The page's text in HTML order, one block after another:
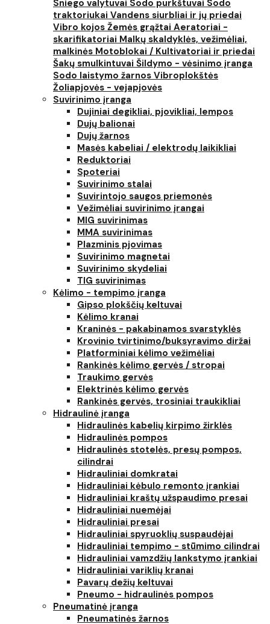
Sniego valytuvai Sodo purkštuvai Sodo
traktoriukai Vandens siurbliai ir jų priedai
Vibro kojos Žemės grąžtai Aeratoriai -
skarifikatoriai Malkų skaldyklės, vežimėliai,
malkinės Motoblokai / Kultivatoriai ir priedai
Šakų smulkintuvai Šildymo - vėsinimo įranga
Sodo laistymo žarnos Vibroplokštės
Žoliapjovės - vejapjovės
Suvirinimo įranga
Dujiniai degikliai, pjovikliai, lempos
Dujų balionai
Dujų žarnos
Masės kabeliai / elektrodų laikikliai
Reduktoriai
Spoteriai
Suvirinimo stalai
Suvirintojo saugos priemonės
Vežimėliai suvirinimo įrangai
MIG suvirinimas
MMA suvirinimas
Plazminis pjovimas
Suvirinimo magnetai
Suvirinimo skydeliai
TIG suvirinimas
Kėlimo - tempimo įranga
Gipso plokščių keltuvai
Kėlimo kranai
Kraninės - pakabinamos svarstyklės
Krovinio tvirtinimo/buksyravimo diržai
Platforminiai kėlimo vežimėliai
Rankinės kėlimo gervės / stropai
Traukimo gervės
Elektrinės kėlimo gervės
Rankinės gervės, trosiniai traukikliai
Hidraulinė įranga
Hidraulinės kabelių kirpimo žirklės
Hidraulinės pompos
Hidraulinės stotelės, presų pompos,
cilindrai
Hidrauliniai domkratai
Hidrauliniai kėbulo remonto įrankiai
Hidrauliniai kraštų užspaudimo presai
Hidrauliniai nuemėjai
Hidrauliniai presai
Hidrauliniai spyruoklių suspaudėjai
Hidrauliniai tempimo - stūmimo cilindrai
Hidrauliniai vamzdžių lankstymo įrankiai
Hidrauliniai variklių kranai
Pavarų dežių keltuvai
Pneumo - hidraulinės pompos
Pneumatinė įranga
Pneumatinės žarnos